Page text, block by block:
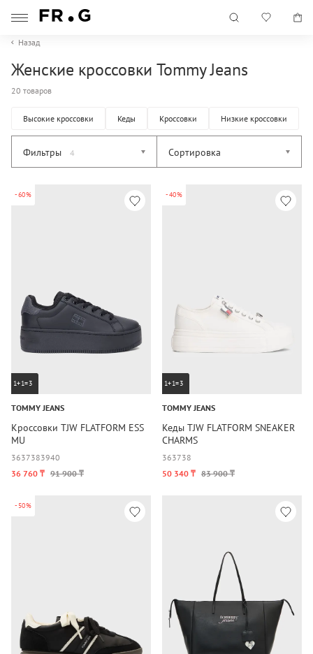
Назад
Женские кроссовки Tommy Jeans
20 товаров
Высокие кроссовки Кеды Кроссовки Низкие кроссовки
Фильтры 4 Сортировка
-60%
1+1=3
TOMMY JEANS
Кроссовки TJW FLATFORM ESS
MU
3637383940
36 760 ₸ 91 900 ₸
-40%
1+1=3
TOMMY JEANS
Кеды TJW FLATFORM SNEAKER
CHARMS
363738
50 340 ₸ 83 900 ₸
-50%